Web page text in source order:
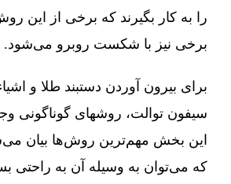
را به کار بگیرند که برخی از این
برخی نیز با شکست روبرو می‌شود.
برای بیرون آوردن دستبند طلا و
سیفون توالت، روشهای گوناگونی
این بخش مهم‌ترین روش‌ها بیان
که می‌توان به وسیله آن به راحتی